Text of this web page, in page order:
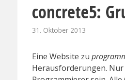
concrete5:
31. Oktober 2013
Eine Website zu
Herausforderungen.